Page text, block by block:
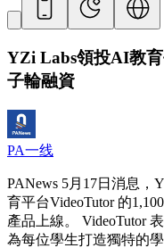
YZi Labs領投AI教
子輪融資
PA一线
PANews 5月17日消息，
育平台VideoTutor 的
產品上線。 VideoTutor
為每位學生打造獨特的學